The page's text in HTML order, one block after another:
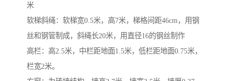
米
软梯斜绳：软梯宽0.5米，高7米，梯格间距46cm，用钢
丝和钢管制成，斜绳长20米，用直径16的钢丝制作
高栏：高2.5米，中栏距地面1.5米，低栏距地面0.75米，
栏宽2米。